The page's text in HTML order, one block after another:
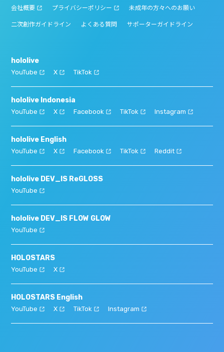
会社概要 プライバシーポリシー 未成年の方々へのお願い
二次創作ガイドライン よくある質問 サポーターガイドライン
hololive
YouTube X TikTok
hololive Indonesia
YouTube X Facebook TikTok Instagram
hololive English
YouTube X Facebook TikTok Reddit
hololive DEV_IS ReGLOSS
YouTube
hololive DEV_IS FLOW GLOW
YouTube
HOLOSTARS
YouTube X
HOLOSTARS English
YouTube X TikTok Instagram